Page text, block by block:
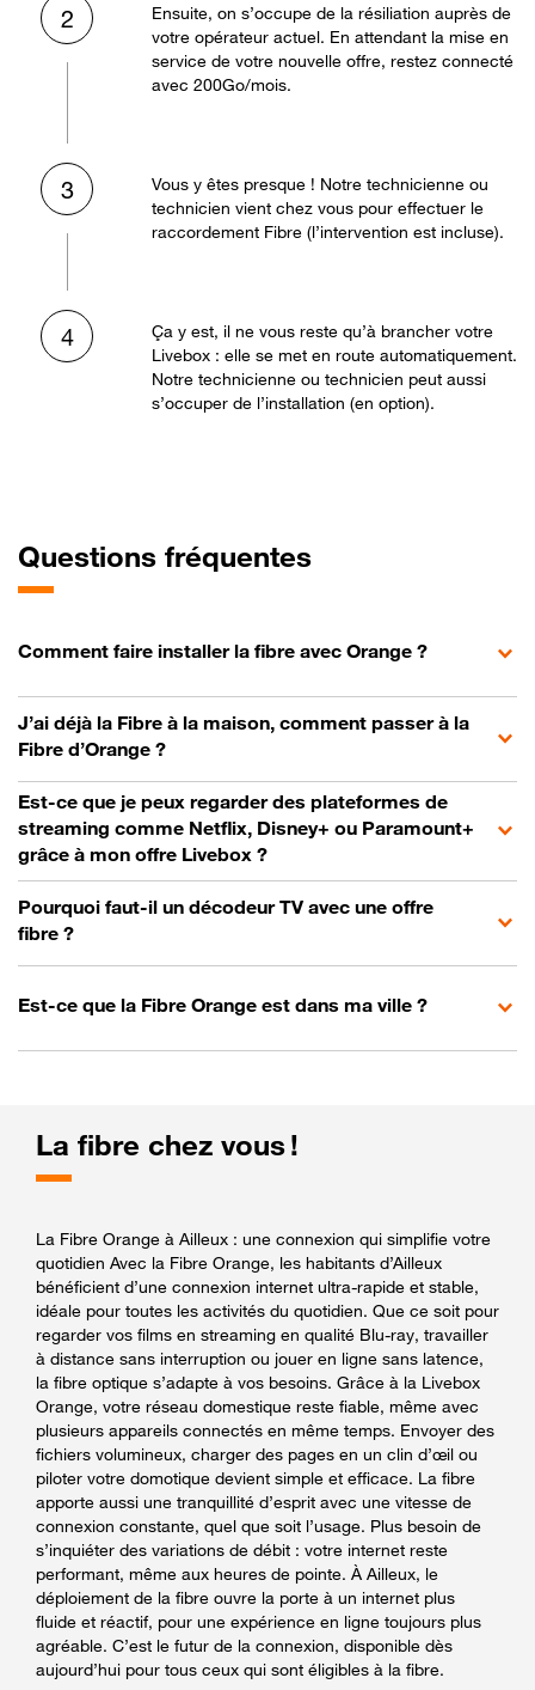
2
Ensuite, on s’occupe de la résiliation auprès de
votre opérateur actuel. En attendant la mise en
service de votre nouvelle offre, restez connecté
avec 200Go/mois.
3
Vous y êtes presque ! Notre technicienne ou
technicien vient chez vous pour effectuer le
raccordement Fibre (l’intervention est incluse).
4
Ça y est, il ne vous reste qu’à brancher votre
Livebox : elle se met en route automatiquement.
Notre technicienne ou technicien peut aussi
s’occuper de l’installation (en option).
Questions fréquentes
Comment faire installer la fibre avec Orange ?
J’ai déjà la Fibre à la maison, comment passer à la
Fibre d’Orange ?
Est-ce que je peux regarder des plateformes de
streaming comme Netflix, Disney+ ou Paramount+
grâce à mon offre Livebox ?
Pourquoi faut-il un décodeur TV avec une offre
fibre ?
Est-ce que la Fibre Orange est dans ma ville ?
La fibre chez vous !
La Fibre Orange à Ailleux : une connexion qui simplifie votre
quotidien Avec la Fibre Orange, les habitants d’Ailleux
bénéficient d’une connexion internet ultra-rapide et stable,
idéale pour toutes les activités du quotidien. Que ce soit pour
regarder vos films en streaming en qualité Blu-ray, travailler
à distance sans interruption ou jouer en ligne sans latence,
la fibre optique s’adapte à vos besoins. Grâce à la Livebox
Orange, votre réseau domestique reste fiable, même avec
plusieurs appareils connectés en même temps. Envoyer des
fichiers volumineux, charger des pages en un clin d’œil ou
piloter votre domotique devient simple et efficace. La fibre
apporte aussi une tranquillité d’esprit avec une vitesse de
connexion constante, quel que soit l’usage. Plus besoin de
s’inquiéter des variations de débit : votre internet reste
performant, même aux heures de pointe. À Ailleux, le
déploiement de la fibre ouvre la porte à un internet plus
fluide et réactif, pour une expérience en ligne toujours plus
agréable. C’est le futur de la connexion, disponible dès
aujourd’hui pour tous ceux qui sont éligibles à la fibre.